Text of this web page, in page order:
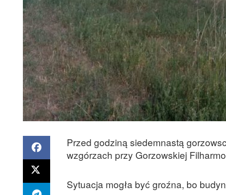
Przed godziną siedemnastą
wzgórzach przy Gorzowskiej
Sytuacja mogła być groźna, bo